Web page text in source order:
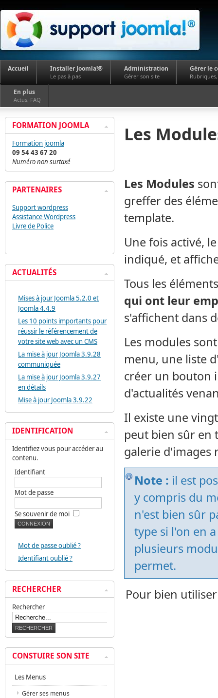
Accueil Installer Joomla!®
Le pas à pas
Administration
Gérer son site
Gérer le
En plus
Actus, FAQ
Les
Les Modules
greffer des
template.
Une fois activé,
indiqué, et
Tous les
qui ont leur
s'affichent dans
Les modules
menu, une liste
créer un bouton
d'actualités
Il existe une
peut bien sûr en
galerie d'images
Note : il est
y compris du
n'est bien sûr
type si l'on en
plusieurs
permet.
Pour bien
FORMATION JOOMLA
Formation joomla
09 54 43 67 20
Numéro non surtaxé
PARTENAIRES
Support wordpress
Assistance Wordpress
Livre de Police
ACTUALITÉS
Mises à jour Joomla 5.2.0 et
Joomla 4.4.9
Les 10 points importants pour
réussir le référencement de
votre site web avec un CMS
La mise à jour Joomla 3.9.28
communiquée
La mise à jour Joomla 3.9.27
en détails
Mise à jour Joomla 3.9.22
IDENTIFICATION
Identifiez vous pour accéder au
contenu.
Identifiant
Mot de passe
Se souvenir de moi
Mot de passe oublié ?
Identifiant oublié ?
RECHERCHER
Rechercher
CONSTUIRE SON SITE
Les Menus
Gérer ses menus